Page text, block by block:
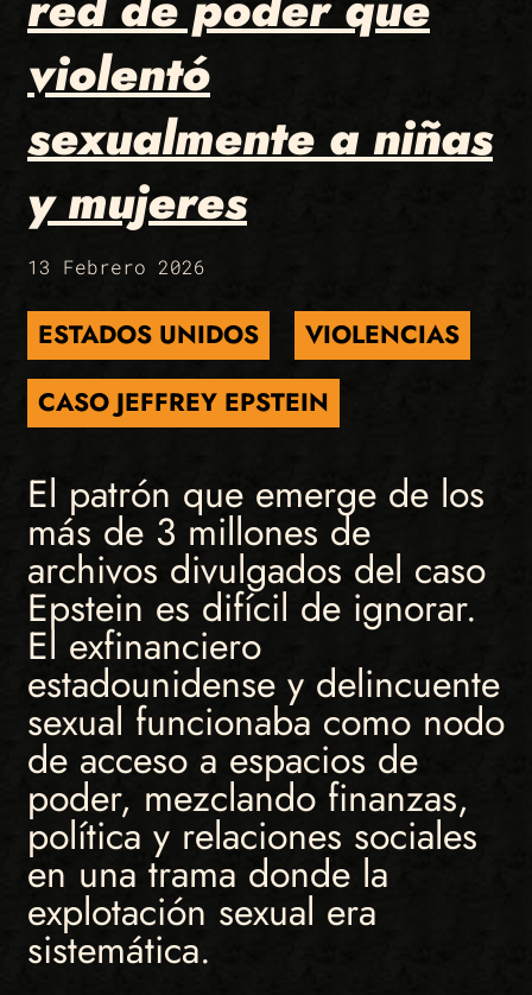
violentó
sexualmente a niñas
y mujeres
13 Febrero 2026
ESTADOS UNIDOS
VIOLENCIAS
CASO JEFFREY EPSTEIN
El patrón que emerge de los
más de 3 millones de
archivos divulgados del caso
Epstein es difícil de ignorar.
El exfinanciero
estadounidense y delincuente
sexual funcionaba como nodo
de acceso a espacios de
poder, mezclando finanzas,
política y relaciones sociales
en una trama donde la
explotación sexual era
sistemática.